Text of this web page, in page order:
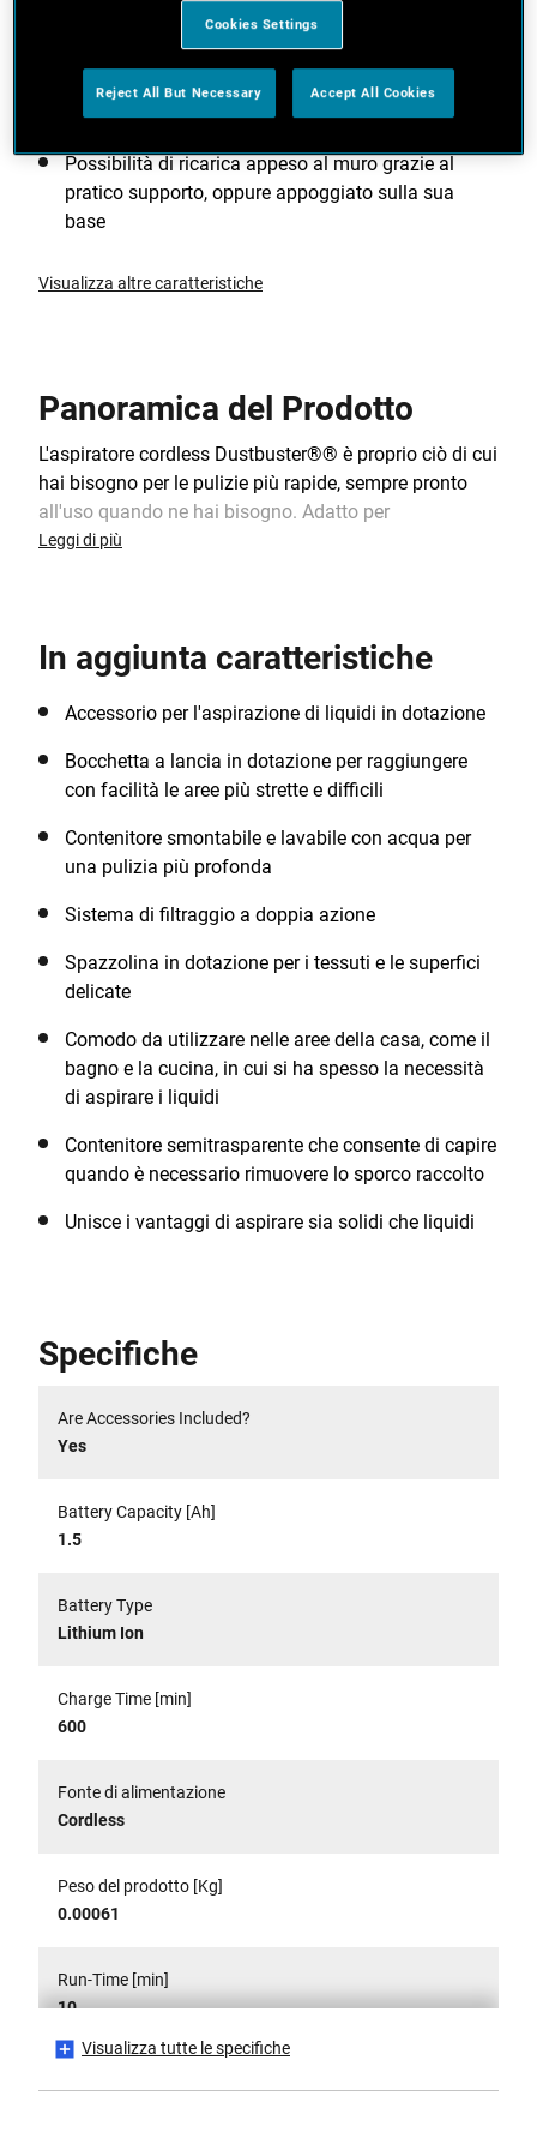
La tecnologia al litio migliora la qualità delle
pulizie, garantendo la piena potenza della batteria
fino al suo scaricamento completo ed un'attività di
ricarica veloce ed intelligente.
Possibilità di ricarica appeso al muro grazie al
pratico supporto, oppure appoggiato sulla sua
base
Visualizza altre caratteristiche
Panoramica del Prodotto
L'aspiratore cordless Dustbuster®® è proprio ciò di cui
hai bisogno per le pulizie più rapide, sempre pronto
all'uso quando ne hai bisogno. Adatto per
l'aspirazione sia di residui di sporco solidi sia liquidi. Il
Leggi di più
In aggiunta caratteristiche
Accessorio per l'aspirazione di liquidi in dotazione
Bocchetta a lancia in dotazione per raggiungere
con facilità le aree più strette e difficili
Contenitore smontabile e lavabile con acqua per
una pulizia più profonda
Sistema di filtraggio a doppia azione
Spazzolina in dotazione per i tessuti e le superfici
delicate
Comodo da utilizzare nelle aree della casa, come il
bagno e la cucina, in cui si ha spesso la necessità
di aspirare i liquidi
Contenitore semitrasparente che consente di capire
quando è necessario rimuovere lo sporco raccolto
Unisce i vantaggi di aspirare sia solidi che liquidi
Specifiche
Are Accessories Included?
Yes
Battery Capacity [Ah]
1.5
Battery Type
Lithium Ion
Charge Time [min]
600
Fonte di alimentazione
Cordless
Peso del prodotto [Kg]
0.00061
Run-Time [min]
10
Visualizza tutte le specifiche
Cookies Settings
Reject All But Necessary Accept All Cookies